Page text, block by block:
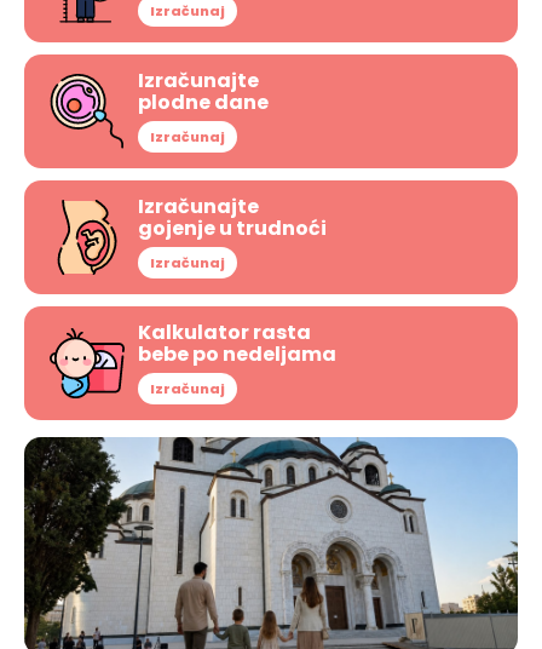
Izračunaj
Izračunajte
plodne dane
Izračunaj
Izračunajte
gojenje u trudnoći
Izračunaj
Kalkulator rasta
bebe po nedeljama
Izračunaj